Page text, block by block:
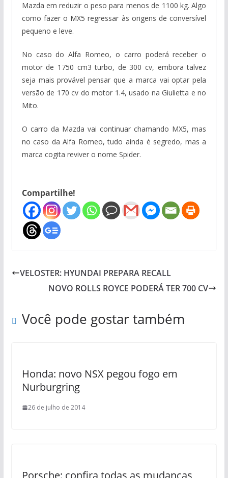
Mazda em reduzir o peso para menos de 1100 kg. Algo
como fazer o MX5 regressar às origens de conversível
pequeno e leve.
No caso do Alfa Romeo, o carro poderá receber o
motor de 1750 cm3 turbo, de 300 cv, embora talvez
seja mais provável pensar que a marca vai optar pela
versão de 170 cv do motor 1.4, usado na Giulietta e no
Mito.
O carro da Mazda vai continuar chamando MX5, mas
no caso da Alfa Romeo, tudo ainda é segredo, mas a
marca cogita reviver o nome Spider.
Compartilhe!
VELOSTER: HYUNDAI PREPARA RECALL
NOVO ROLLS ROYCE PODERÁ TER 700 CV
Você pode gostar também
Honda: novo NSX pegou fogo em
Nurburgring
26 de julho de 2014